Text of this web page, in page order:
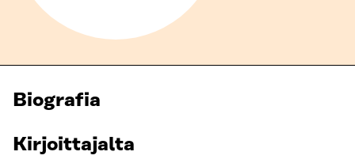
Biografia
Kirjoittajalta